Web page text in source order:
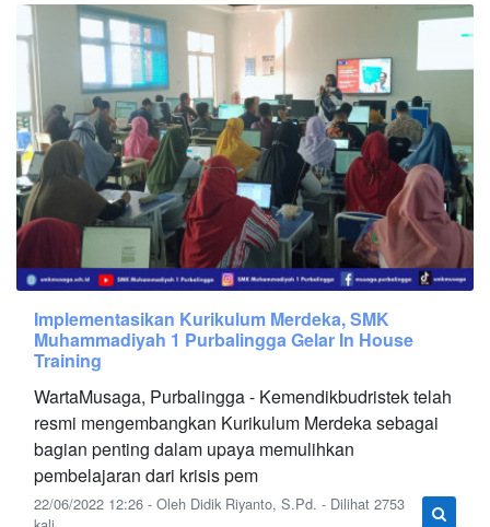
Implementasikan Kurikulum Merdeka, SMK
Muhammadiyah 1 Purbalingga Gelar In House
Training
WartaMusaga, Purbalingga - Kemendikbudristek telah
resmi mengembangkan Kurikulum Merdeka sebagai
bagian penting dalam upaya memulihkan
pembelajaran dari krisis pem
22/06/2022 12:26 - Oleh Didik Riyanto, S.Pd. - Dilihat 2753